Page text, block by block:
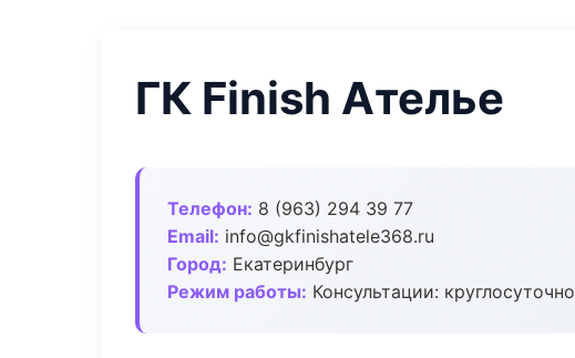
ГК Finish Ателье
Телефон: 8 (963) 294 39 77
Email: info@gkfinishatele368.ru
Город: Екатеринбург
Режим работы: Консультации: круглосуточно